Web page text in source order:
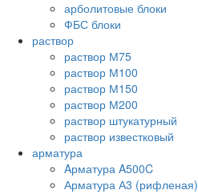
арболитовые блоки
ФБС блоки
раствор
раствор М75
раствор М100
раствор М150
раствор М200
раствор штукатурный
раствор известковый
арматура
Aрматура A500C
Арматура А3 (рифленая)